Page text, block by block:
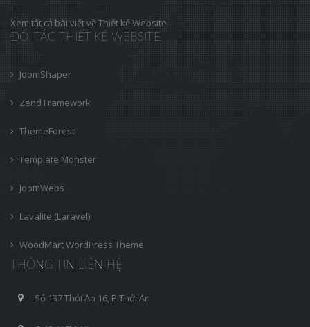
Xem tất cả bài viết về Thiết kế Website
ĐỐI TÁC THIẾT KẾ WEBSITE
JoomShaper
Zend Framework
ThemeForest
Template Monster
JoomWebs
Lavalite (Laravel)
WoodMart WordPress Theme
THÔNG TIN LIÊN HỆ
Số 137 Thới An 16, P.Thới An